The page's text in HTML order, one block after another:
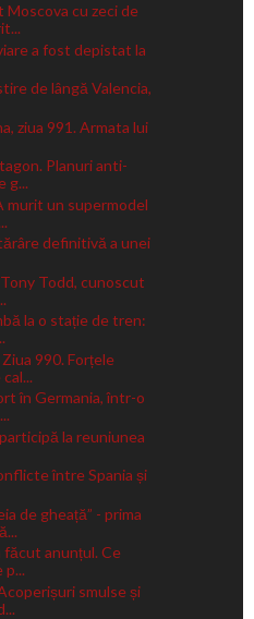
Moscova cu zeci de
a fost depistat la
de lângă Valencia,
ziua 991. Armata lui
Planuri anti-
g...
murit un supermodel
definitivă a unei
Todd, cunoscut
la o stație de tren:
990. Forțele
în Germania, într-o
la reuniunea
între Spania și
de gheață” - prima
făcut anunțul. Ce
p...
smulse și